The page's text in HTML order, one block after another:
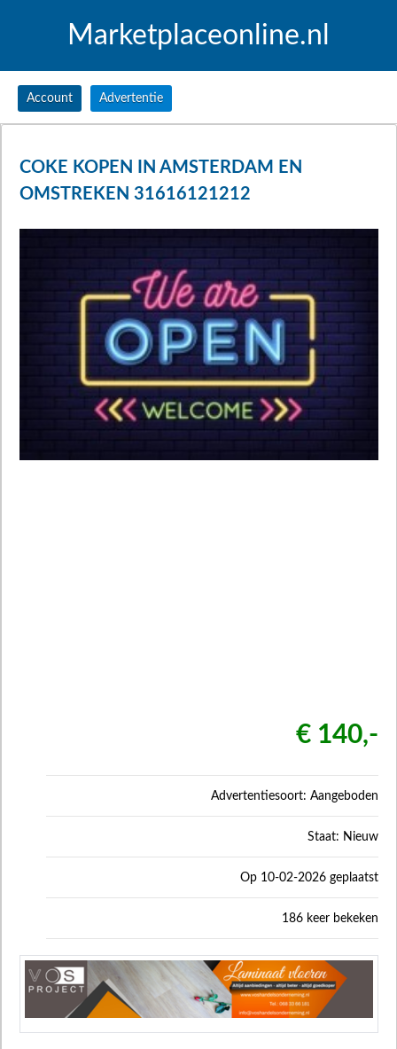
Marketplaceonline.nl
Account Advertentie
COKE KOPEN IN AMSTERDAM EN
OMSTREKEN 31616121212
€ 140,-
Advertentiesoort: Aangeboden
Staat: Nieuw
Op 10-02-2026 geplaatst
186 keer bekeken